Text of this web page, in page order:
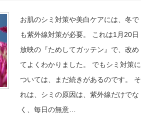
お肌のシミ対策や美白ケアには、冬で
も紫外線対策が必要。 これは1月20日
放映の『ためしてガッテン』で、改め
てよくわかりました。 でもシミ対策に
ついては、まだ続きがあるのです。 そ
れは、シミの原因は、紫外線だけでな
く、毎日の無意…